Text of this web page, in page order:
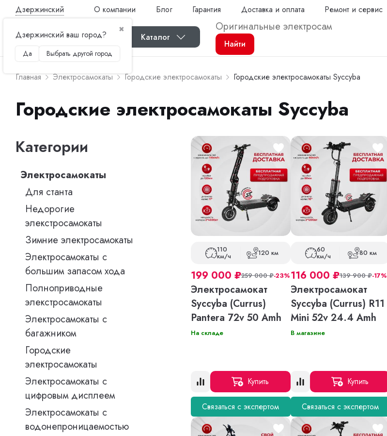
Дзержинский
✖
Дзержинский ваш город?
Да Выбрать другой город
О компании Блог Гарантия Доставка и оплата Ремонт и сервис
Каталог
Найти
Главная Электросамокаты Городские электросамокаты Городские электросамокаты Syccyba
Городские электросамокаты Syccyba
Категории
Электросамокаты
Для станта
Недорогие
элекстросамокаты
Зимние электросамокаты
Электросамокаты с
большим запасом хода
Полноприводные
элекстросамокаты
Электросамокаты с
багажником
Городские
электросамокаты
Электросамокаты с
цифровым дисплеем
Электросамокаты с
водонепроницаемостью
110
км/ч 120 км
199 000 ₽259 000₽-23%
Электросамокат
Syccyba (Currus)
Pantera 72v 50 Amh
На складе
Купить
Связаться с экспертом
60
км/ч 80 км
116 000 ₽139 900₽-17%
Электросамокат
Syccyba (Currus) R11
Mini 52v 24.4 Amh
В магазине
Купить
Связаться с экспертом